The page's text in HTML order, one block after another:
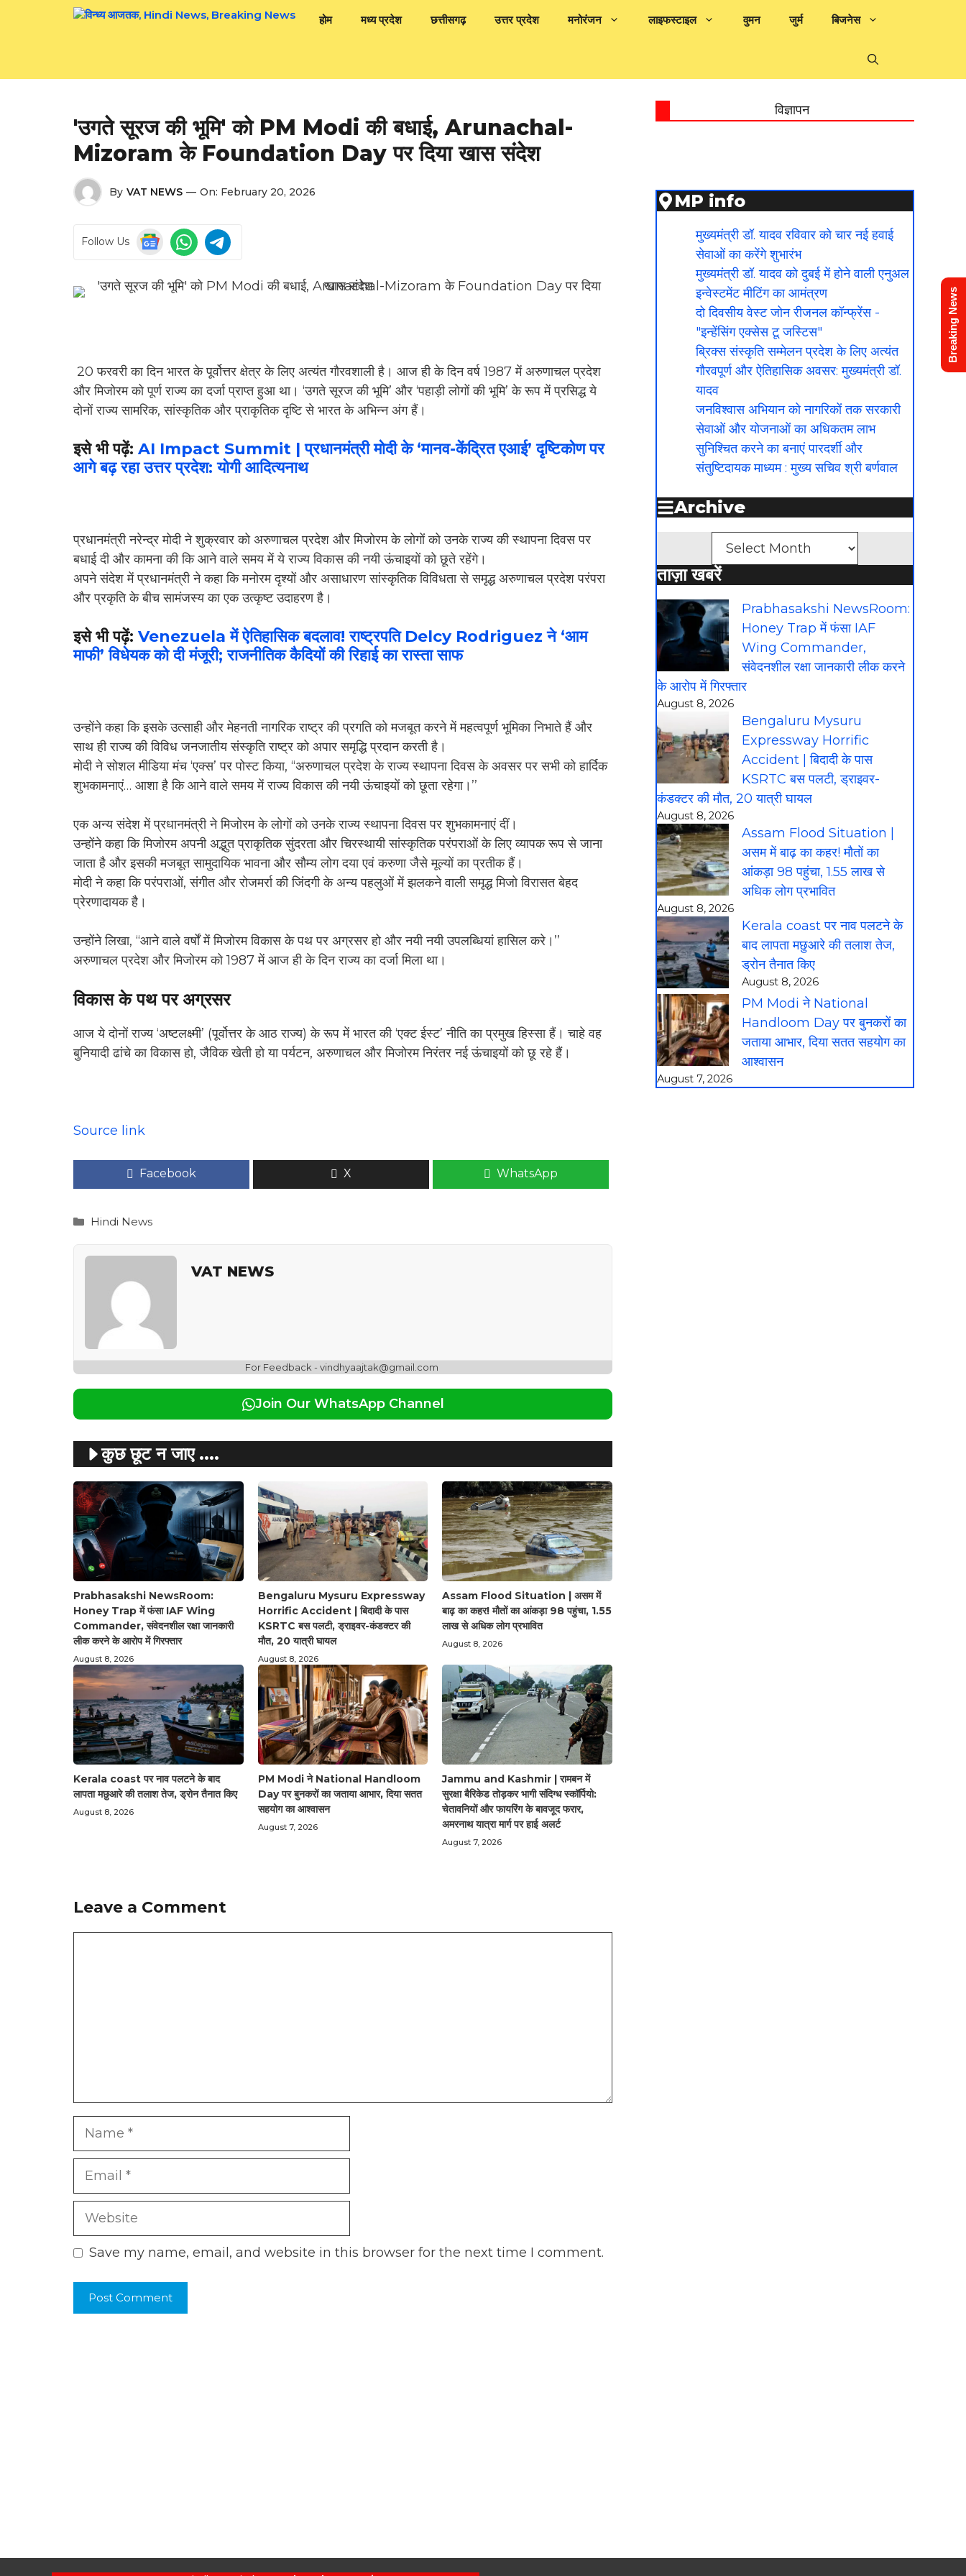
होम मध्य प्रदेश छत्तीसगढ़ उत्तर प्रदेश मनोरंजन लाइफस्टाइल वुमन जुर्म बिजनेस
'उगते सूरज की भूमि' को PM Modi की बधाई, Arunachal-
Mizoram के Foundation Day पर दिया खास संदेश
By VAT NEWS — On: February 20, 2026
Follow Us
20 फरवरी का दिन भारत के पूर्वोत्तर क्षेत्र के लिए अत्यंत गौरवशाली है। आज ही के दिन वर्ष 1987 में अरुणाचल प्रदेश
और मिजोरम को पूर्ण राज्य का दर्जा प्राप्त हुआ था। ‘उगते सूरज की भूमि’ और ‘पहाड़ी लोगों की भूमि’ के रूप में प्रसिद्ध ये
दोनों राज्य सामरिक, सांस्कृतिक और प्राकृतिक दृष्टि से भारत के अभिन्न अंग हैं।
इसे भी पढ़ें: AI Impact Summit | प्रधानमंत्री मोदी के ‘मानव-केंद्रित एआई’ दृष्टिकोण पर
आगे बढ़ रहा उत्तर प्रदेश: योगी आदित्यनाथ
प्रधानमंत्री नरेन्द्र मोदी ने शुक्रवार को अरुणाचल प्रदेश और मिजोरम के लोगों को उनके राज्य की स्थापना दिवस पर
बधाई दी और कामना की कि आने वाले समय में ये राज्य विकास की नयी ऊंचाइयों को छूते रहेंगे।
अपने संदेश में प्रधानमंत्री ने कहा कि मनोरम दृश्यों और असाधारण सांस्कृतिक विविधता से समृद्ध अरुणाचल प्रदेश परंपरा
और प्रकृति के बीच सामंजस्य का एक उत्कृष्ट उदाहरण है।
इसे भी पढ़ें: Venezuela में ऐतिहासिक बदलाव! राष्ट्रपति Delcy Rodriguez ने ‘आम
माफी’ विधेयक को दी मंजूरी; राजनीतिक कैदियों की रिहाई का रास्ता साफ
उन्होंने कहा कि इसके उत्साही और मेहनती नागरिक राष्ट्र की प्रगति को मजबूत करने में महत्वपूर्ण भूमिका निभाते हैं और
साथ ही राज्य की विविध जनजातीय संस्कृति राष्ट्र को अपार समृद्धि प्रदान करती है।
मोदी ने सोशल मीडिया मंच ‘एक्स’ पर पोस्ट किया, ‘‘अरुणाचल प्रदेश के राज्य स्थापना दिवस के अवसर पर सभी को हार्दिक
शुभकामनाएं… आशा है कि आने वाले समय में राज्य विकास की नयी ऊंचाइयों को छूता रहेगा।’’
एक अन्य संदेश में प्रधानमंत्री ने मिजोरम के लोगों को उनके राज्य स्थापना दिवस पर शुभकामनाएं दीं।
उन्होंने कहा कि मिजोरम अपनी अद्भुत प्राकृतिक सुंदरता और चिरस्थायी सांस्कृतिक परंपराओं के लिए व्यापक रूप से जाना
जाता है और इसकी मजबूत सामुदायिक भावना और सौम्य लोग दया एवं करुणा जैसे मूल्यों का प्रतीक हैं।
मोदी ने कहा कि परंपराओं, संगीत और रोजमर्रा की जिंदगी के अन्य पहलुओं में झलकने वाली समृद्ध मिजो विरासत बेहद
प्रेरणादायक है।
उन्होंने लिखा, ‘‘आने वाले वर्षों में मिजोरम विकास के पथ पर अग्रसर हो और नयी नयी उपलब्धियां हासिल करे।’’
अरुणाचल प्रदेश और मिजोरम को 1987 में आज ही के दिन राज्य का दर्जा मिला था।
विकास के पथ पर अग्रसर
आज ये दोनों राज्य ‘अष्टलक्ष्मी’ (पूर्वोत्तर के आठ राज्य) के रूप में भारत की ‘एक्ट ईस्ट’ नीति का प्रमुख हिस्सा हैं। चाहे वह
बुनियादी ढांचे का विकास हो, जैविक खेती हो या पर्यटन, अरुणाचल और मिजोरम निरंतर नई ऊंचाइयों को छू रहे हैं।
Source link
Facebook X WhatsApp
Categories
Hindi News
VAT NEWS
For Feedback - vindhyaajtak@gmail.com
Join Our WhatsApp Channel
कुछ छूट न जाए ....
Prabhasakshi NewsRoom:
Honey Trap में फंसा IAF Wing
Commander, संवेदनशील रक्षा जानकारी
लीक करने के आरोप में गिरफ्तार
August 8, 2026
Bengaluru Mysuru Expressway
Horrific Accident | बिदादी के पास
KSRTC बस पलटी, ड्राइवर-कंडक्टर की
मौत, 20 यात्री घायल
August 8, 2026
Assam Flood Situation | असम में
बाढ़ का कहर! मौतों का आंकड़ा 98 पहुंचा, 1.55
लाख से अधिक लोग प्रभावित
August 8, 2026
Kerala coast पर नाव पलटने के बाद
लापता मछुआरे की तलाश तेज, ड्रोन तैनात किए
August 8, 2026
PM Modi ने National Handloom
Day पर बुनकरों का जताया आभार, दिया सतत
सहयोग का आश्वासन
August 7, 2026
Jammu and Kashmir | रामबन में
सुरक्षा बैरिकेड तोड़कर भागी संदिग्ध स्कॉर्पियो:
चेतावनियों और फायरिंग के बावजूद फरार,
अमरनाथ यात्रा मार्ग पर हाई अलर्ट
August 7, 2026
Leave a Comment
Name
Email
Website
Save my name, email, and website in this browser for the next time I comment.
विज्ञापन
MP info
मुख्यमंत्री डॉ. यादव रविवार को चार नई हवाई
सेवाओं का करेंगे शुभारंभ
मुख्यमंत्री डॉ. यादव को दुबई में होने वाली एनुअल
इन्वेस्टमेंट मीटिंग का आमंत्रण
दो दिवसीय वेस्ट जोन रीजनल कॉन्फ्रेंस -
"इन्हेंसिंग एक्सेस टू जस्टिस"
ब्रिक्स संस्कृति सम्मेलन प्रदेश के लिए अत्यंत
गौरवपूर्ण और ऐतिहासिक अवसर: मुख्यमंत्री डॉ.
यादव
जनविश्वास अभियान को नागरिकों तक सरकारी
सेवाओं और योजनाओं का अधिकतम लाभ
सुनिश्चित करने का बनाएं पारदर्शी और
संतुष्टिदायक माध्यम : मुख्य सचिव श्री बर्णवाल
Archive
ताज़ा खबरें
Prabhasakshi NewsRoom:
Honey Trap में फंसा IAF
Wing Commander,
संवेदनशील रक्षा जानकारी लीक करने
के आरोप में गिरफ्तार
August 8, 2026
Bengaluru Mysuru
Expressway Horrific
Accident | बिदादी के पास
KSRTC बस पलटी, ड्राइवर-
कंडक्टर की मौत, 20 यात्री घायल
August 8, 2026
Assam Flood Situation |
असम में बाढ़ का कहर! मौतों का
आंकड़ा 98 पहुंचा, 1.55 लाख से
अधिक लोग प्रभावित
August 8, 2026
Kerala coast पर नाव पलटने के
बाद लापता मछुआरे की तलाश तेज,
ड्रोन तैनात किए
August 8, 2026
PM Modi ने National
Handloom Day पर बुनकरों का
जताया आभार, दिया सतत सहयोग का
आश्वासन
August 7, 2026
Breaking News